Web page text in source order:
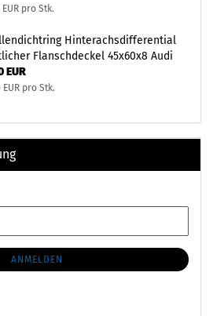
EUR pro Stk.
Hinterachsdifferential
Flanschdeckel 45x60x8 Audi
EUR
EUR pro Stk.
ANMELDEN